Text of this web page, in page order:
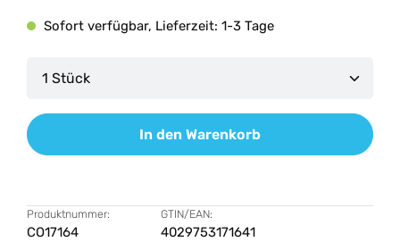
Sofort verfügbar, Lieferzeit: 1-3 Tage
Produkt Anzahl: Gib den gewünschten Wert
In den Warenkorb
Produktnummer:
CO17164
GTIN/EAN:
4029753171641